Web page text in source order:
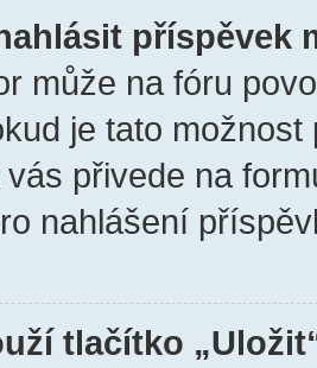
příspěvek
může na fóru
je tato
přivede na
nahlášení
tlačítko